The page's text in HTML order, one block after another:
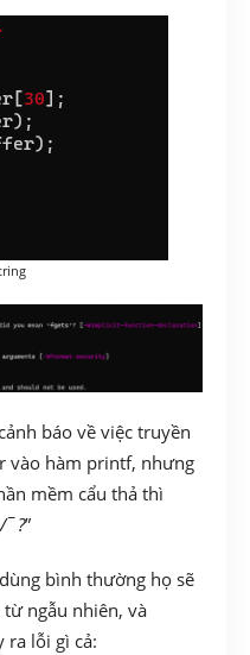
báo về việc truyền
vào hàm printf, nhưng
mềm cẩu thả thì
?”
bình thường họ sẽ
ngẫu nhiên, và
ra lỗi gì cả: